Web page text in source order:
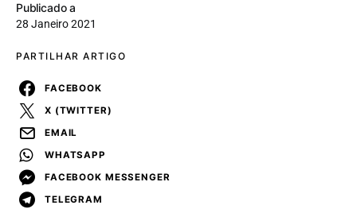
Publicado a
28 Janeiro 2021
PARTILHAR ARTIGO
FACEBOOK
X (TWITTER)
EMAIL
WHATSAPP
FACEBOOK MESSENGER
TELEGRAM